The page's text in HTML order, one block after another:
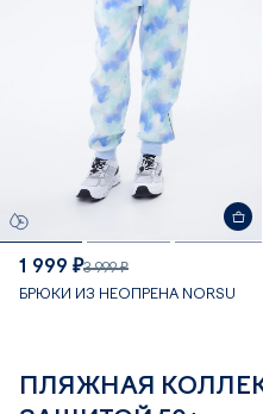
1 999 ₽3 999 ₽
БРЮКИ ИЗ НЕОПРЕНА NORSU
ПЛЯЖНАЯ